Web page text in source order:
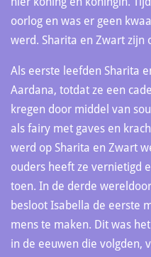
oorlog en was er geen
werd. Sharita en Zwart zijn
Als eerste leefden Sharita
Aardana, totdat ze een
kregen door middel van
als fairy met gaves en
werd op Sharita en Zwart
ouders heeft ze vernietigd
toen. In de derde
besloot Isabella de eerste
mens te maken. Dit was
in de eeuwen die volgden,